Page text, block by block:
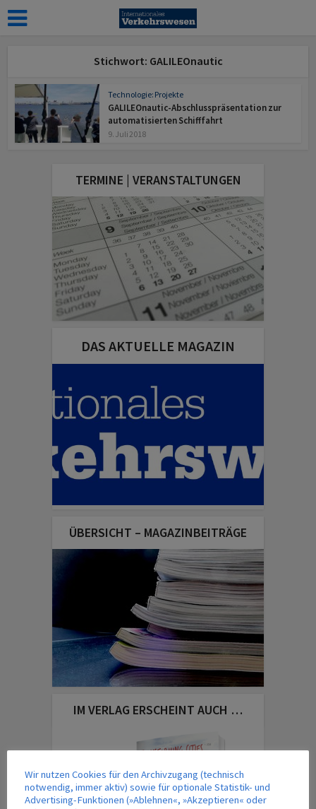
Stichwort: GALILEOnautic
Technologie: Projekte
GALILEOnautic-Abschlusspräsentation zur
automatisierten Schifffahrt
9. Juli 2018
TERMINE | VERANSTALTUNGEN
DAS AKTUELLE MAGAZIN
ÜBERSICHT – MAGAZINBEITRÄGE
IM VERLAG ERSCHEINT AUCH …
Wir nutzen Cookies für den Archivzugang (technisch
notwendig, immer aktiv) sowie für optionale Statistik- und
Advertising-Funktionen (»Ablehnen«, »Akzeptieren« oder